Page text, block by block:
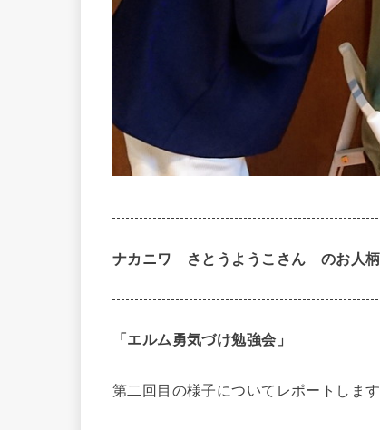
ナカニワ さとうようこさん のお人柄
「エルム勇気づけ勉強会」
第二回目の様子についてレポートしま